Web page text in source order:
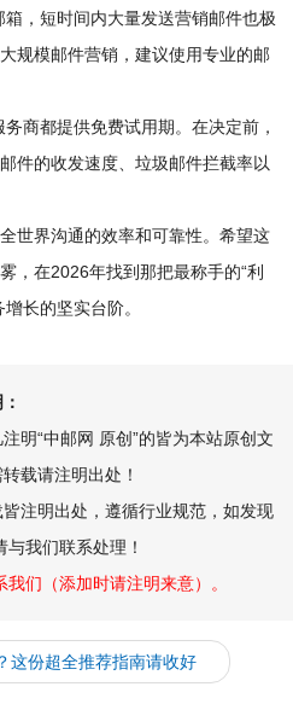
箱，短时间内大量发送营销邮件也极
规模邮件营销，建议使用专业的邮
务商都提供免费试用期。在决定前，
件的收发速度、垃圾邮件拦截率以
世界沟通的效率和可靠性。希望这
，在2026年找到那把最称手的“利
长的坚实台阶。
明“中邮网 原创”的皆为本站原创文
载请注明出处！
注明出处，遵循行业规范，如发现
我们联系处理！
们（添加时请注明来意）。
这份超全推荐指南请收好